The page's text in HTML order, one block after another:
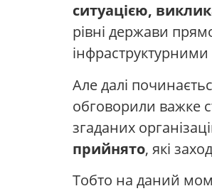
ситуацією,
рівні держави
Але далі
обговорили важке
згаданих
прийнято, які
Тобто на даний